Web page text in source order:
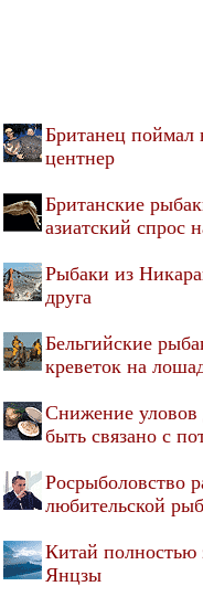
Британец поймал
центнер
Британские
азиатский спрос
Рыбаки из
друга
Бельгийские
креветок на
Снижение уловов
быть связано с
Росрыболовство
любительской
Китай полностью
Янцзы